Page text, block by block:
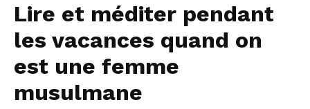
Lire et méditer pendant
les vacances quand on
est une femme
musulmane